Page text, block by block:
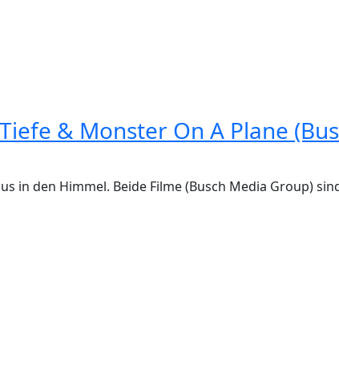
& Monster On A Plane
in den Himmel. Beide Filme (Busch Media Group)